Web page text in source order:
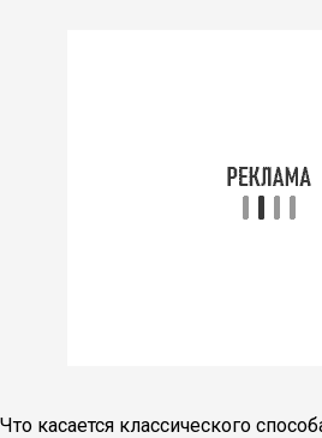
Что касается классического